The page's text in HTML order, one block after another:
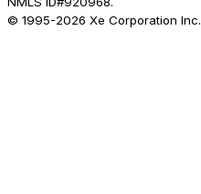
© 1995-2026 Xe Corporation Inc.